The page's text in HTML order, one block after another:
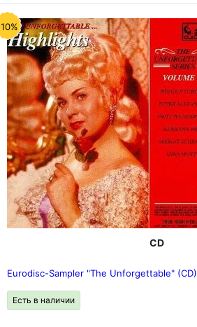
CD
Eurodisc-Sampler "The Unforgettable" (CD)
Есть в наличии